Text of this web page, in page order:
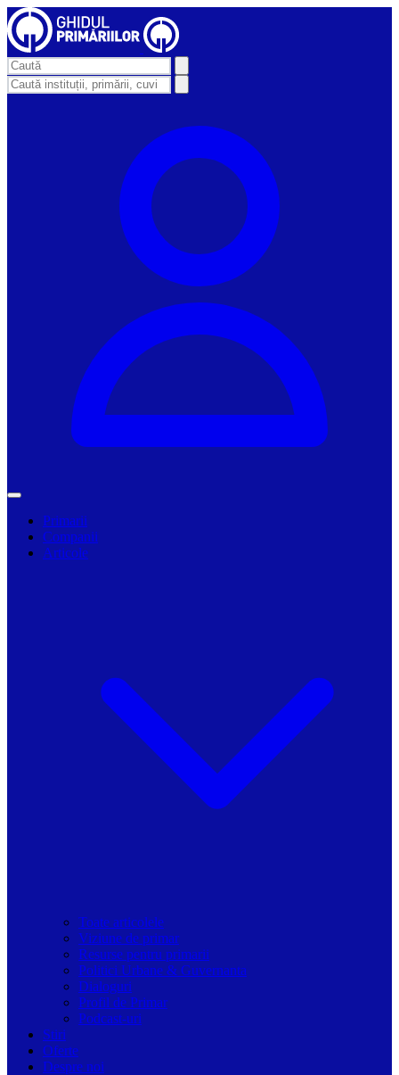
Primarii
Companii
Articole
Toate articolele
Viziune de primar
Resurse pentru primarii
Politici Urbane & Guvernanta
Dialoguri
Profil de Primar
Podcast-uri
Stiri
Oferte
Despre noi